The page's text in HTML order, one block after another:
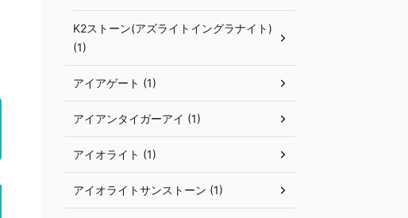
K2ストーン(アズライトイングラナイト)
(1)
アイアゲート (1)
アイアンタイガーアイ (1)
アイオライト (1)
アイオライトサンストーン (1)